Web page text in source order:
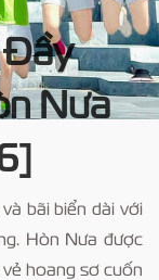
Đầy
Nưa
bãi biển dài với
Hòn Nưa được
hoang sơ cuốn